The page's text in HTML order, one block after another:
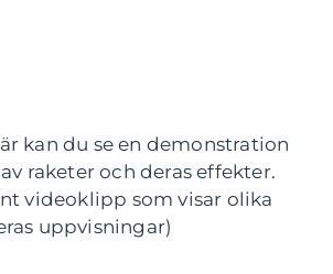
kan du se en demonstration
raketer och deras effekter.
videoklipp som visar olika
uppvisningar)